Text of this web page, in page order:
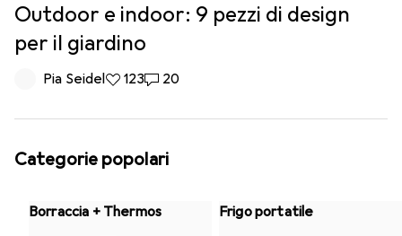
Outdoor e indoor: 9 pezzi di design
per il giardino
Pia Seidel123 like
12320 commenti
20
Categorie popolari
Borraccia + Thermos Frigo portatile